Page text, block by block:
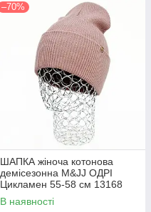
–70%
ШАПКА жіноча котонова
демісезонна M&JJ ОДРІ
Цикламен 55-58 см 13168
В наявності